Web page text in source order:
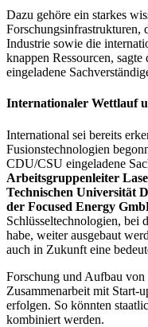
Dazu gehöre ein starkes
Forschungsinfrastrukturen,
Industrie sowie die
knappen Ressourcen,
eingeladene
Internationaler Wettlauf
International sei bereits
Fusionstechnologien
CDU/CSU eingeladene
Arbeitsgruppenleiter
Technischen Universität
der Focused Energy
Schlüsseltechnologien, bei
habe, weiter ausgebaut
auch in Zukunft eine
Forschung und Aufbau von
Zusammenarbeit mit Start-
erfolgen. So könnten
kombiniert werden.